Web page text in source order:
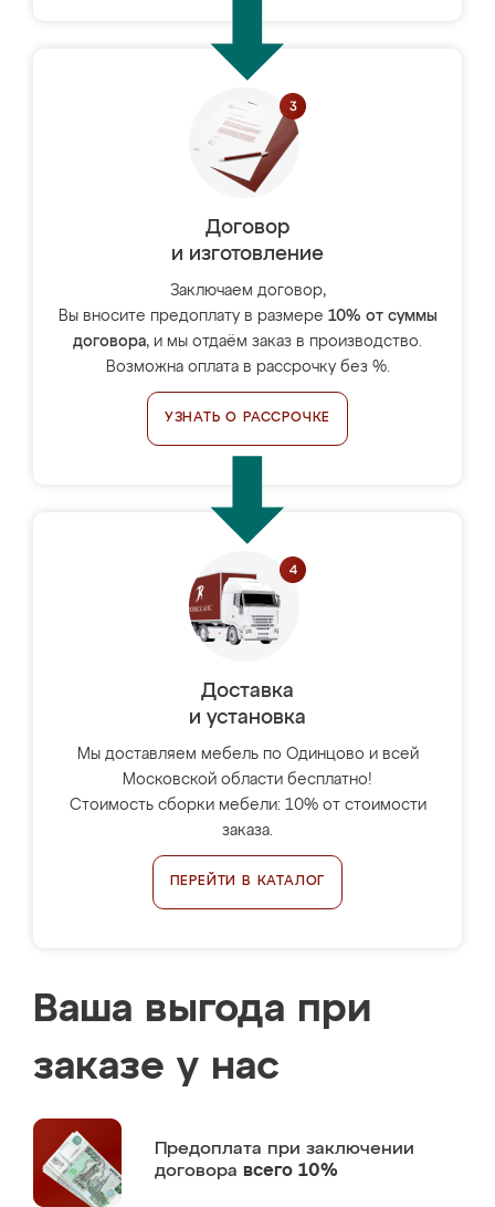
Договор
и изготовление
Заключаем договор,
Вы вносите предоплату в размере 10% от суммы
договора, и мы отдаём заказ в производство.
Возможна оплата в рассрочку без %.
УЗНАТЬ О РАССРОЧКЕ
Доставка
и установка
Мы доставляем мебель по Одинцово и всей
Московской области бесплатно!
Стоимость сборки мебели: 10% от стоимости
заказа.
ПЕРЕЙТИ В КАТАЛОГ
Ваша выгода при
заказе у нас
Предоплата при заключении
договора всего 10%